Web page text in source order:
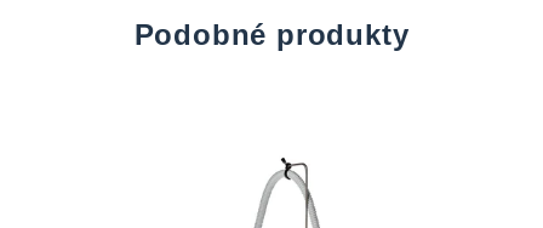
Podobné produkty